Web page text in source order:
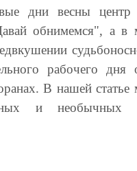
дни весны центр
обнимемся", а в
рабочего
В нашей
и необычных